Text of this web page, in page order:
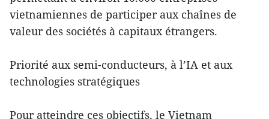
vietnamiennes de participer aux chaînes de
valeur des sociétés à capitaux étrangers.
Priorité aux semi-conducteurs, à l’IA et aux
technologies stratégiques
Pour atteindre ces objectifs, le Vietnam